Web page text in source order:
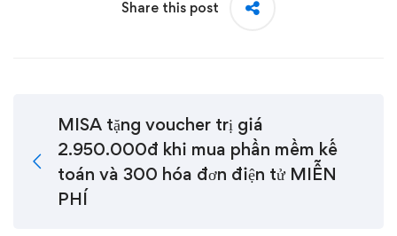
Share this post
MISA tặng voucher trị giá
2.950.000đ khi mua phần mềm kế
toán và 300 hóa đơn điện tử MIỄN
PHÍ